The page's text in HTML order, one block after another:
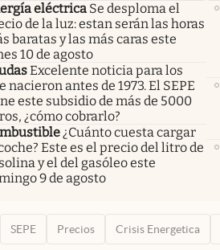
eléctrica Se desploma el
de la luz: estan serán las horas
baratas y las más caras este
10 de agosto
Excelente noticia para los
nacieron antes de 1973. El SEPE
este subsidio de más de 5000
¿cómo cobrarlo?
¿Cuánto cuesta cargar
Este es el precio del litro de
y el del gasóleo este
9 de agosto
SEPE Precios Crisis Energetica